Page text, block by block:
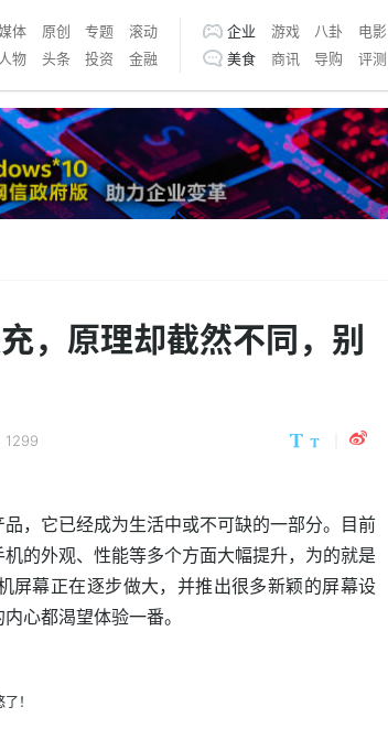
体 原创 专题
滚动
人物 头条 投资 金融
企业 游戏 八卦 电影
美食
商讯 导购 评测
，原理却截然不同，别
1299
，它已经成为生活中或不可缺的一部分。目前
的外观、性能等多个方面大幅提升，为的就是
屏幕正在逐步做大，并推出很多新颖的屏幕设
心都渴望体验一番。